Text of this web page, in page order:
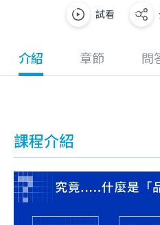
試看
介紹 章節 問
課程介紹